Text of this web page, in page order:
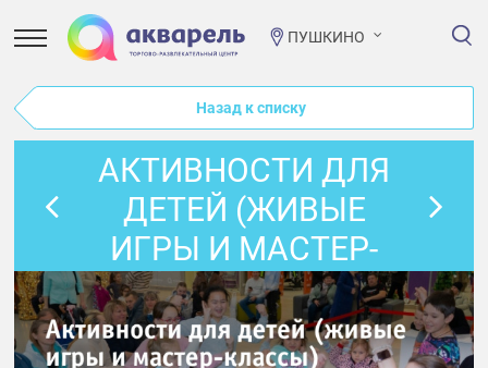
ПУШКИНО
Назад к списку
АКТИВНОСТИ ДЛЯ
ДЕТЕЙ (ЖИВЫЕ
ИГРЫ И МАСТЕР-
КЛАССЫ)